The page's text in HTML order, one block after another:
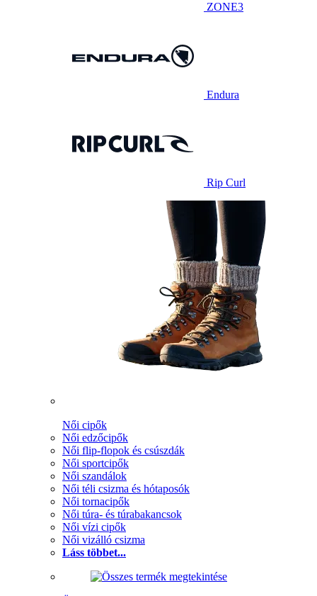
ZONE3
Endura
Rip Curl
Női cipők
Női edzőcipők
Női flip-flopok és csúszdák
Női sportcipők
Női szandálok
Női téli csizma és hótaposók
Női tornacipők
Női túra- és túrabakancsok
Női vízi cipők
Női vizálló csizma
Láss többet...